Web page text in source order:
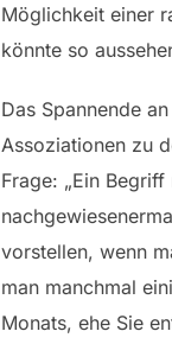
Möglichkeit einer
könnte so
Das Spannende
Assoziationen zu
Frage: „Ein
vorstellen, wenn
man manchmal
Monats, ehe Sie